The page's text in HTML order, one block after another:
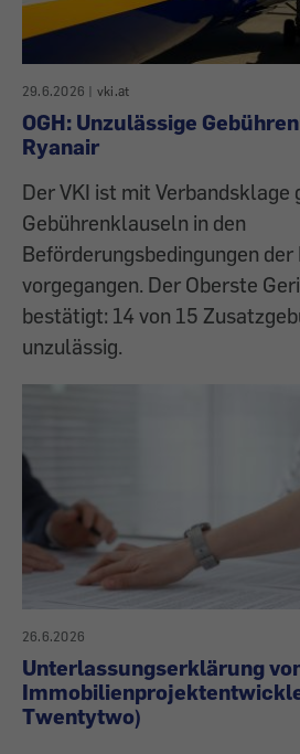
29.6.2026 | vki.at
OGH: Unzulässige
Ryanair
Der VKI ist mit Verbandsklage
Gebührenklauseln in den
Beförderungsbedingungen der
vorgegangen. Der Oberste
bestätigt: 14 von 15
unzulässig.
26.6.2026
Unterlassungserklärung
Twentytwo)